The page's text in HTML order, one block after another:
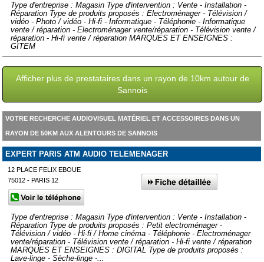
Type d'entreprise : Magasin Type d'intervention : Vente - Installation -
Réparation Type de produits proposés : Electroménager - Télévision /
vidéo - Photo / vidéo - Hi-fi - Informatique - Téléphonie - Informatique
vente / réparation - Electroménager vente/réparation - Télévision vente /
réparation - Hi-fi vente / réparation MARQUES ET ENSEIGNES :
GITEM
Afficher plus de prestataires dans un rayon de 10km autour de
Sannois
VOTRE RECHERCHE AUDIOVISUEL MATÉRIEL ET ACCESSOIRES DANS UN
RAYON DE 50KM AUX ALENTOURS DE SANNOIS
EXPERT PARIS ATM AUDIO TELEMENAGER
12 PLACE FELIX EBOUE
75012 - PARIS 12
Type d'entreprise : Magasin Type d'intervention : Vente - Installation -
Réparation Type de produits proposés : Petit electroménager -
Télévision / vidéo - Hi-fi / Home cinéma - Téléphonie - Electroménager
vente/réparation - Télévision vente / réparation - Hi-fi vente / réparation
MARQUES ET ENSEIGNES : DIGITAL Type de produits proposés :
Lave-linge - Sèche-linge -...